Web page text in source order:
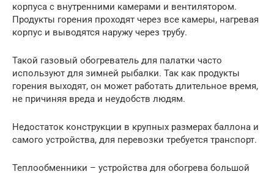
корпуса с внутренними камерами и вентилятором.
Продукты горения проходят через все камеры, нагревая
корпус и выводятся наружу через трубу.
Такой газовый обогреватель для палатки часто
используют для зимней рыбалки. Так как продукты
горения выходят, он может работать длительное время,
не причиняя вреда и неудобств людям.
Недостаток конструкции в крупных размерах баллона и
самого устройства, для перевозки требуется транспорт.
Теплообменники – устройства для обогрева большой